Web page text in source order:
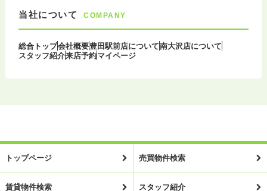
当社について COMPANY
総合トップ会社概要豊田駅前店について南大沢店について
スタッフ紹介来店予約マイページ
トップページ 売買物件検索
賃貸物件検索 スタッフ紹介